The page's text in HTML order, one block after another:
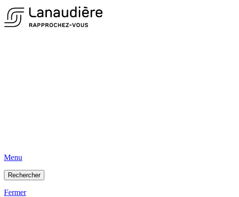
Menu
Rechercher
Fermer